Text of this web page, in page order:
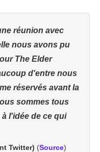
réunion avec
nous avons pu
The Elder
d'entre nous
réservés avant la
sommes tous
l'idée de ce qui
Twitter) (Source)